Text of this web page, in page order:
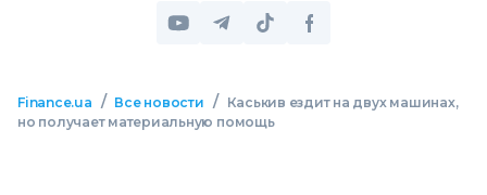
Finance.ua / Все новости /
Каськив ездит на двух машинах,
но получает материальную помощь